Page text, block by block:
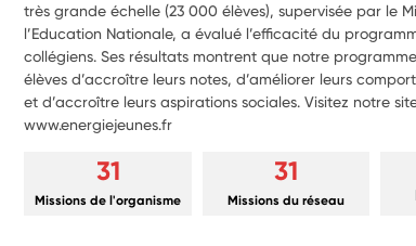
très grande échelle (23 000 élèves), supervisée par le
l’Education Nationale, a évalué l’efficacité du
collégiens. Ses résultats montrent que notre
élèves d’accroître leurs notes, d’améliorer leurs
et d’accroître leurs aspirations sociales. Visitez notre
www.energiejeunes.fr
31
Missions de l'organisme
31
Missions du réseau